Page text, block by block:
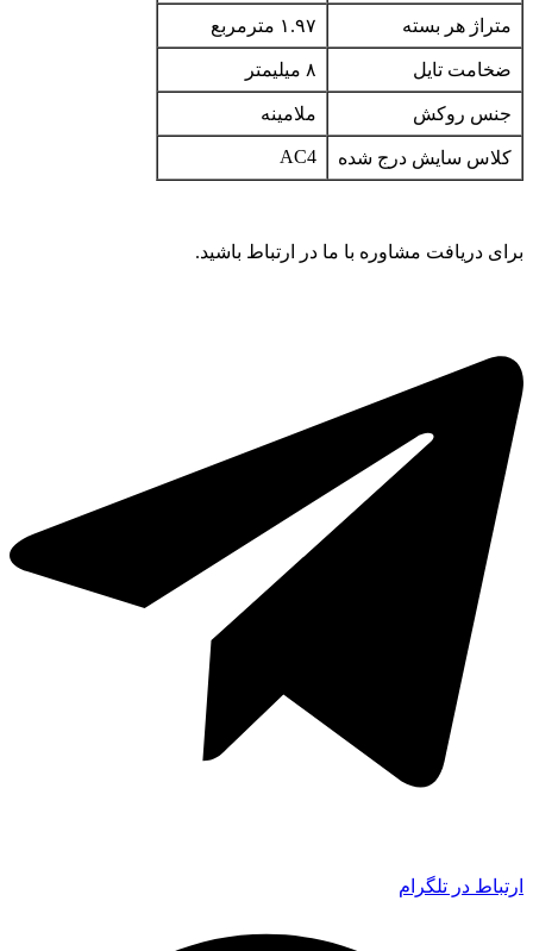
متراژ هر بسته ۱.۹۷ مترمربع
ضخامت تایل ۸ میلیمتر
جنس روکش ملامینه
کلاس سایش درج شده AC4
برای دریافت مشاوره با ما در ارتباط باشید.
ارتباط در تلگرام